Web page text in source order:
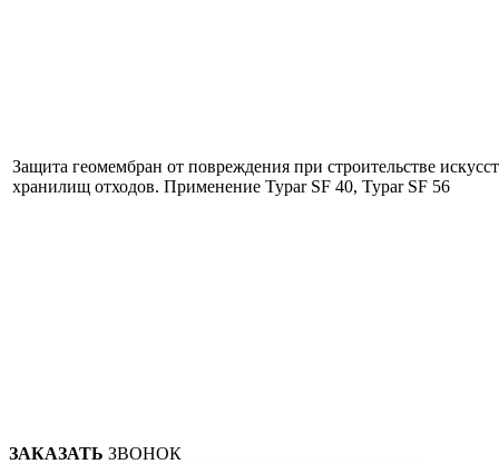
Защита геомембран от повреждения при строительстве
хранилищ отходов. Применение Typar SF 40, Typar SF 56
ЗАКАЗАТЬ ЗВОНОК